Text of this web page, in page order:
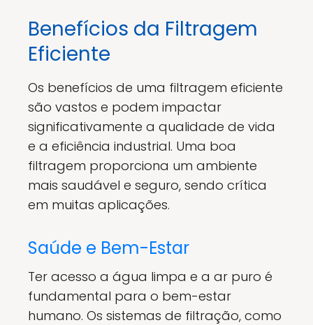
Benefícios da Filtragem
Eficiente
Os benefícios de uma filtragem eficiente
são vastos e podem impactar
significativamente a qualidade de vida
e a eficiência industrial. Uma boa
filtragem proporciona um ambiente
mais saudável e seguro, sendo crítica
em muitas aplicações.
Saúde e Bem-Estar
Ter acesso a água limpa e a ar puro é
fundamental para o bem-estar
humano. Os sistemas de filtração, como